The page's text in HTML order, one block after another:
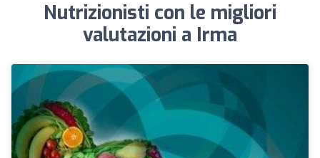
Nutrizionisti con le migliori
valutazioni a Irma